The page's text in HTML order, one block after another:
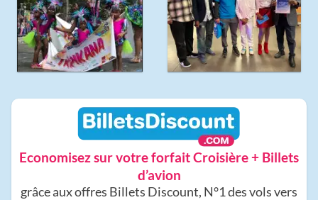
Economisez sur votre forfait Croisière + Billets
d’avion
grâce aux offres Billets Discount, N°1 des vols vers